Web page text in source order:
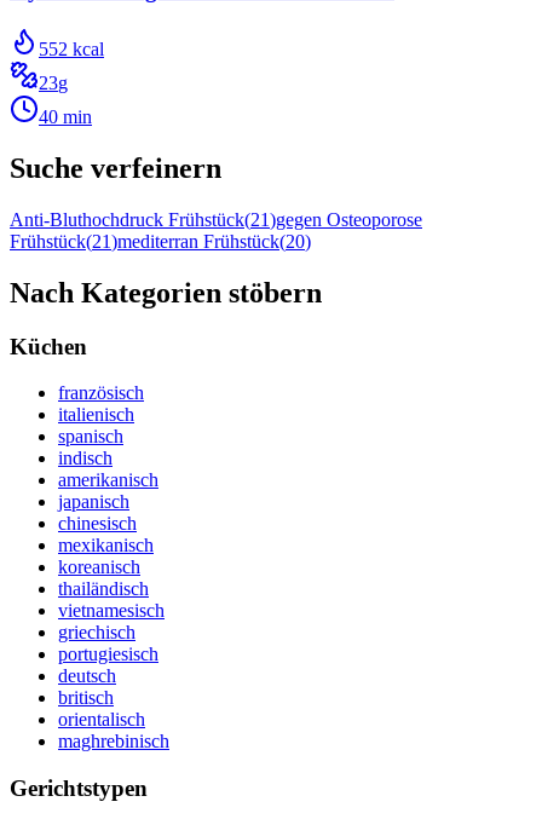
552 kcal
23g
40 min
Suche verfeinern
Anti-Bluthochdruck Frühstück(21)gegen Osteoporose
Frühstück(21)mediterran Frühstück(20)
Nach Kategorien stöbern
Küchen
französisch
italienisch
spanisch
indisch
amerikanisch
japanisch
chinesisch
mexikanisch
koreanisch
thailändisch
vietnamesisch
griechisch
portugiesisch
deutsch
britisch
orientalisch
maghrebinisch
Gerichtstypen